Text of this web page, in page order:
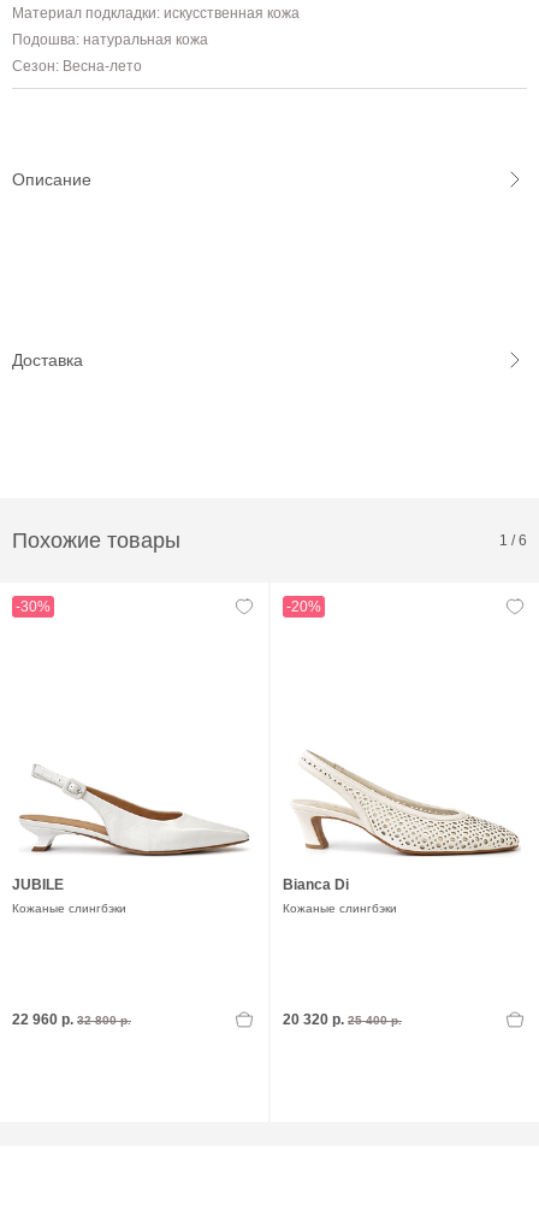
Материал подкладки: искусственная кожа
Подошва: натуральная кожа
Сезон: Весна-лето
Описание
Доставка
Похожие товары 1 /6
-30%
JUBILE
Кожаные слингбэки
22 960 р. 32 800 р.
-20%
Bianca Di
Кожаные слингбэки
20 320 р. 25 400 р.